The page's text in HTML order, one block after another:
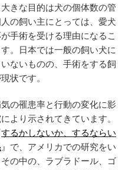
きな目的は犬の個体数の管
の飼い主にとっては、愛犬
手術を受ける理由になるこ
。日本では一般の飼い犬に
ないものの、手術をする飼
状です。
の罹患率と行動の変化に影
より示されてきています。
するかしないか、するならい
』で、アメリカでの研究をい
の中の、ラブラドール、ゴ